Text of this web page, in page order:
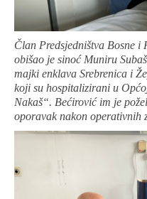
Član Predsjedništva Bosne i
obišao je sinoć Muniru
majki enklava Srebrenica i
koji su hospitalizirani u
Nakaš“. Bećirović im je
oporavak nakon operativnih